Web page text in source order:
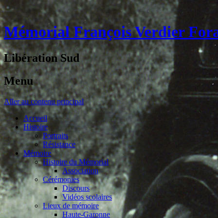
Mémorial François Verdier
Libération Sud
Menu
Aller au contenu principal
Accueil
Histoire
Portraits
Résistance
Mémoire
Histoire du Mémorial
Association
Cérémonies
Discours
Vidéos scolaires
Lieux de mémoire
Haute-Garonne